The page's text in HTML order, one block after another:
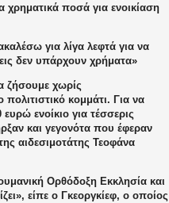
ποσά για ενοικίαση
για λίγα λεφτά για να
δεν υπάρχουν χρήματα»
ζήσουμε χωρίς
κομμάτι. Για να
ενοίκιο για τέσσερις
και γεγονότα που έφεραν
αιδεσιμοτάτης Τεοφάνα
Ορθόδοξη Εκκλησία και
είπε ο Γκεοργκίεφ, ο οποίος